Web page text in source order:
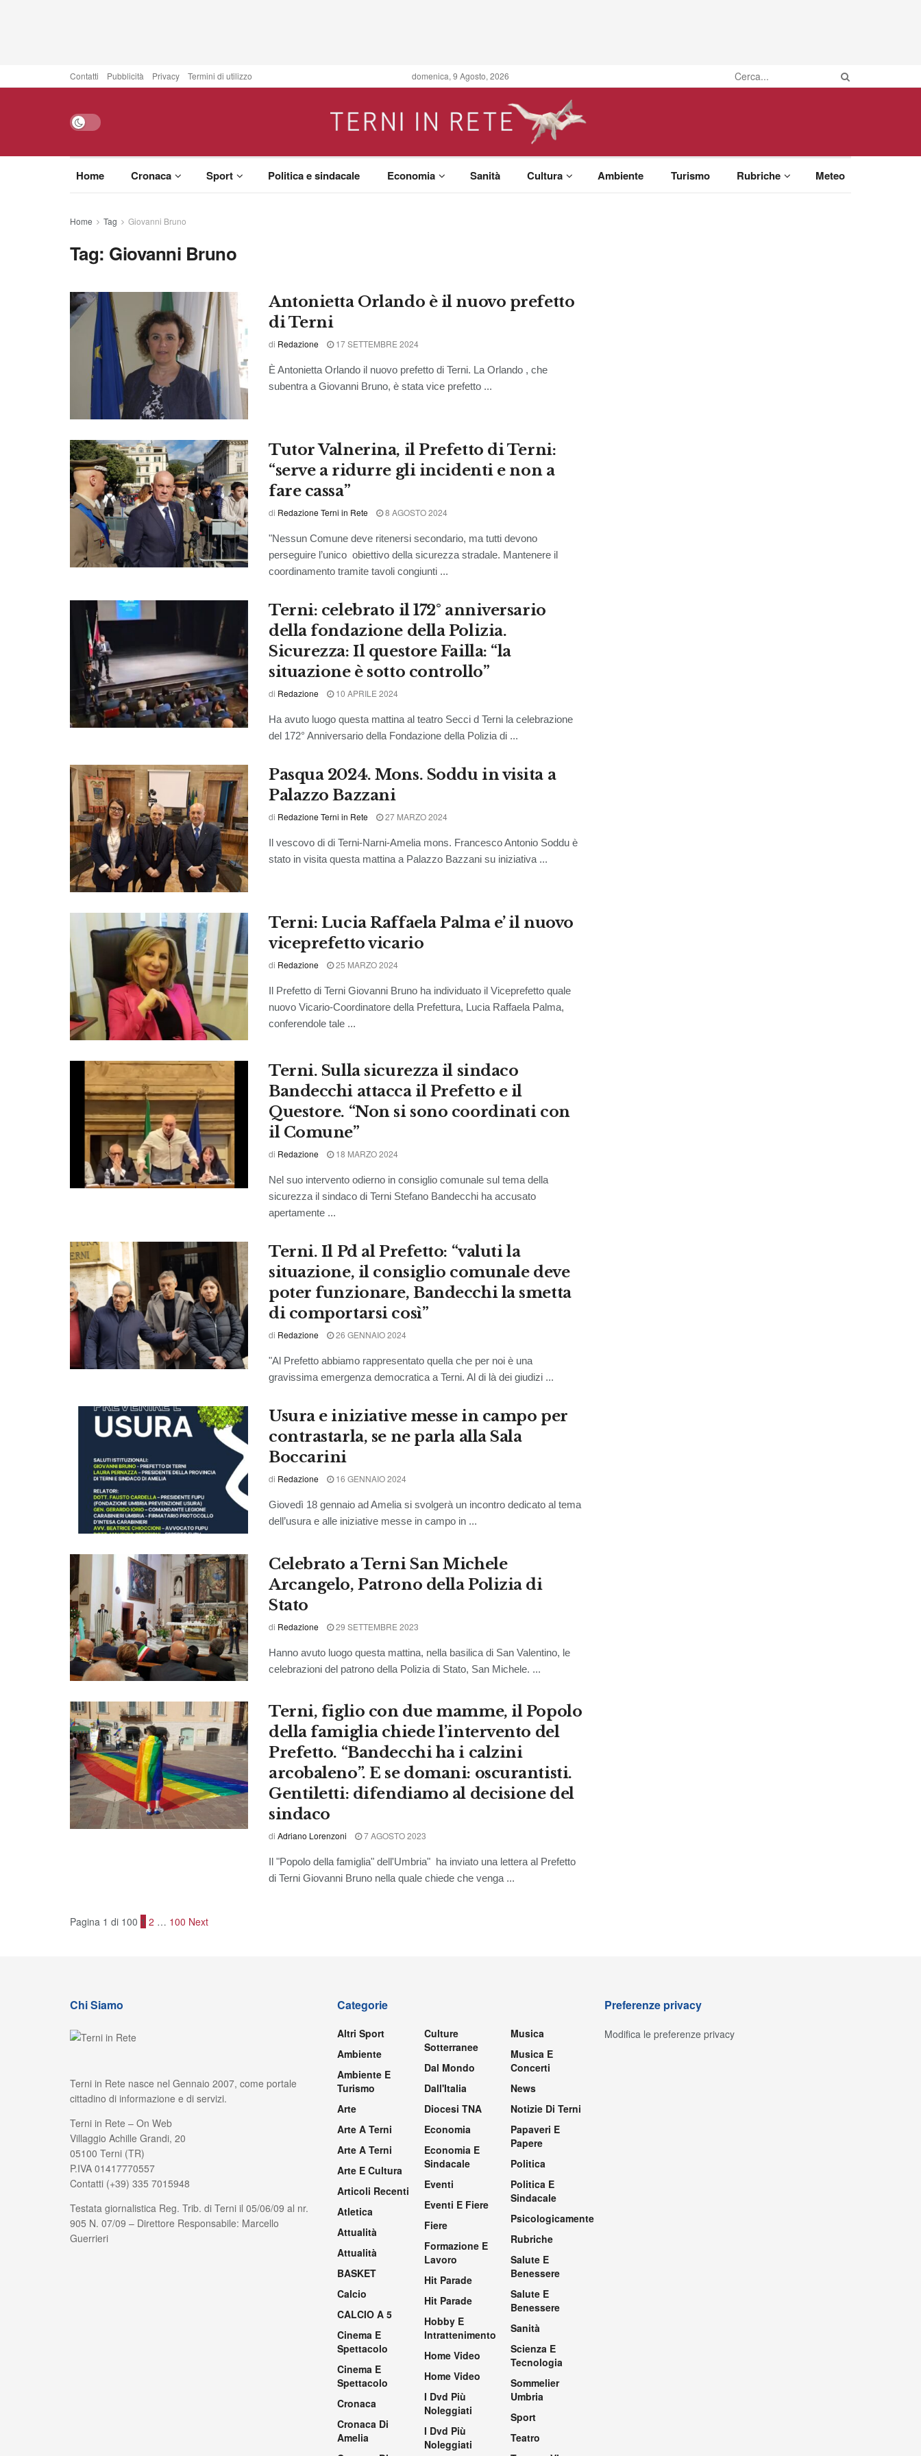
Contatti Pubblicità Privacy Termini di utilizzo domenica, 9 Agosto, 2026
Home Cronaca Sport Politica e sindacale Economia Sanità Cultura Ambiente Turismo Rubriche Meteo
Home Tag Giovanni Bruno
Tag: Giovanni Bruno
Antonietta Orlando è il nuovo prefetto
di Terni
di Redazione 17 SETTEMBRE 2024
È Antonietta Orlando il nuovo prefetto di Terni. La Orlando , che
subentra a Giovanni Bruno, è stata vice prefetto ...
Tutor Valnerina, il Prefetto di Terni:
“serve a ridurre gli incidenti e non a
fare cassa”
di Redazione Terni in Rete 8 AGOSTO 2024
"Nessun Comune deve ritenersi secondario, ma tutti devono
perseguire l’unico obiettivo della sicurezza stradale. Mantenere il
coordinamento tramite tavoli congiunti ...
Terni: celebrato il 172° anniversario
della fondazione della Polizia.
Sicurezza: Il questore Failla: “la
situazione è sotto controllo”
di Redazione 10 APRILE 2024
Ha avuto luogo questa mattina al teatro Secci d Terni la celebrazione
del 172° Anniversario della Fondazione della Polizia di ...
Pasqua 2024. Mons. Soddu in visita a
Palazzo Bazzani
di Redazione Terni in Rete 27 MARZO 2024
Il vescovo di di Terni-Narni-Amelia mons. Francesco Antonio Soddu è
stato in visita questa mattina a Palazzo Bazzani su iniziativa ...
Terni: Lucia Raffaela Palma e’ il nuovo
viceprefetto vicario
di Redazione 25 MARZO 2024
Il Prefetto di Terni Giovanni Bruno ha individuato il Viceprefetto quale
nuovo Vicario-Coordinatore della Prefettura, Lucia Raffaela Palma,
conferendole tale ...
Terni. Sulla sicurezza il sindaco
Bandecchi attacca il Prefetto e il
Questore. “Non si sono coordinati con
il Comune”
di Redazione 18 MARZO 2024
Nel suo intervento odierno in consiglio comunale sul tema della
sicurezza il sindaco di Terni Stefano Bandecchi ha accusato
apertamente ...
Terni. Il Pd al Prefetto: “valuti la
situazione, il consiglio comunale deve
poter funzionare, Bandecchi la smetta
di comportarsi così”
di Redazione 26 GENNAIO 2024
"Al Prefetto abbiamo rappresentato quella che per noi è una
gravissima emergenza democratica a Terni. Al di là dei giudizi ...
Usura e iniziative messe in campo per
contrastarla, se ne parla alla Sala
Boccarini
di Redazione 16 GENNAIO 2024
Giovedì 18 gennaio ad Amelia si svolgerà un incontro dedicato al tema
dell’usura e alle iniziative messe in campo in ...
Celebrato a Terni San Michele
Arcangelo, Patrono della Polizia di
Stato
di Redazione 29 SETTEMBRE 2023
Hanno avuto luogo questa mattina, nella basilica di San Valentino, le
celebrazioni del patrono della Polizia di Stato, San Michele. ...
Terni, figlio con due mamme, il Popolo
della famiglia chiede l’intervento del
Prefetto. “Bandecchi ha i calzini
arcobaleno”. E se domani: oscurantisti.
Gentiletti: difendiamo al decisione del
sindaco
di Adriano Lorenzoni 7 AGOSTO 2023
Il "Popolo della famiglia" dell'Umbria" ha inviato una lettera al Prefetto
di Terni Giovanni Bruno nella quale chiede che venga ...
Pagina 1 di 100 1 2 … 100 Next
Chi Siamo
Terni in Rete nasce nel Gennaio 2007, come portale
cittadino di informazione e di servizi.
Terni in Rete – On Web
Villaggio Achille Grandi, 20
05100 Terni (TR)
P.IVA 01417770557
Contatti (+39) 335 7015948
Testata giornalistica Reg. Trib. di Terni il 05/06/09 al nr.
905 N. 07/09 – Direttore Responsabile: Marcello
Guerrieri
Categorie
Altri Sport
Ambiente
Ambiente E
Turismo
Arte
Arte A Terni
Arte A Terni
Arte E Cultura
Articoli Recenti
Atletica
Attualità
Attualità
BASKET
Calcio
CALCIO A 5
Cinema E
Spettacolo
Cinema E
Spettacolo
Cronaca
Cronaca Di
Amelia
Culture
Sotterranee
Dal Mondo
Dall'Italia
Diocesi TNA
Economia
Economia E
Sindacale
Eventi
Eventi E Fiere
Fiere
Formazione E
Lavoro
Hit Parade
Hit Parade
Hobby E
Intrattenimento
Home Video
Home Video
I Dvd Più
Noleggiati
I Dvd Più
Noleggiati
Musica
Musica E
Concerti
News
Notizie Di Terni
Papaveri E
Papere
Politica
Politica E
Sindacale
Psicologicamente
Rubriche
Salute E
Benessere
Salute E
Benessere
Sanità
Scienza E
Tecnologia
Sommelier
Umbria
Sport
Teatro
Preferenze privacy
Modifica le preferenze privacy